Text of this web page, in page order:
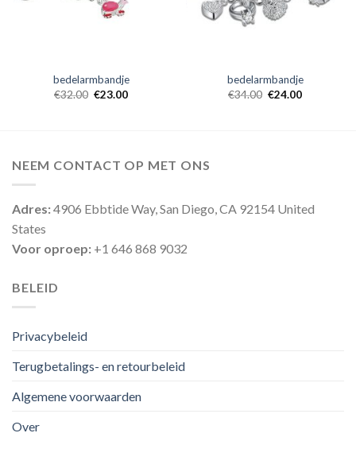
bedelarmbandje
€32.00 €23.00
bedelarmbandje
€34.00 €24.00
NEEM CONTACT OP MET ONS
Adres:4906 Ebbtide Way, San Diego, CA 92154 United
States
Voor oproep: +1 646 868 9032
BELEID
Privacybeleid
Terugbetalings- en retourbeleid
Algemene voorwaarden
Over